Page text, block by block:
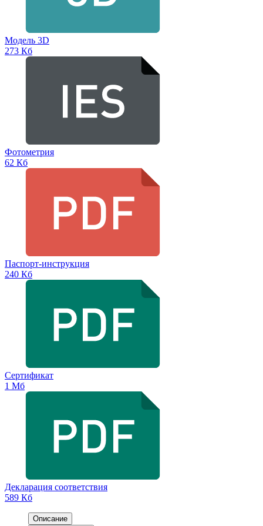
Модель 3D
273 Кб
Фотометрия
62 Кб
Паспорт-инструкция
240 Кб
Сертификат
1 Мб
Декларация соответствия
589 Кб
Описание